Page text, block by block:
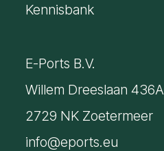
Kennisbank
E-Ports B.V.
Willem Dreeslaan 436A
2729 NK Zoetermeer
info@eports.eu